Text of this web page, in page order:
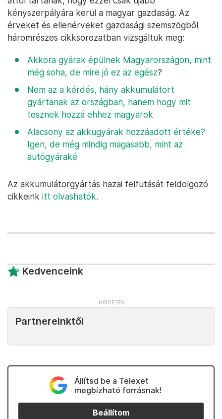
kényszerpályára kerül a magyar gazdaság. Az
érveket és ellenérveket gazdasági szemszögből
háromrészes cikksorozatban vizsgáltuk meg:
Akkora gyárak épülnek Magyarországon, mint
még soha, de mire jó ez az egész?
Nem az a kérdés, hány akkumulátort
gyártanak az országban, hanem hogy mit
tesznek hozzá ehhez magyarok
Alacsony az akkugyárak hozzáadott értéke?
Igen, de még mindig magasabb, mint az
autógyáraké
Az akkumulátorgyártás hazai felfutását feldolgozó
cikkeink itt olvashatók.
Kedvenceink
Partnereinktől
Állítsd be a Telexet
megbízható forrásnak!
Beállítom